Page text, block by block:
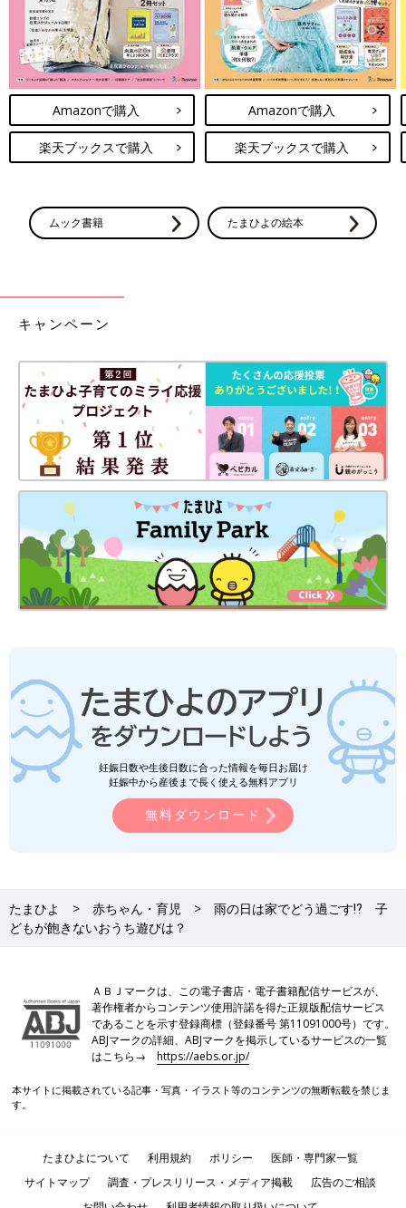
大阪教育大学教育学部教員養成課程家政教育講座教授。専門は
「保育学」「児童福祉」「子育て支援」「父親支援」。ファザー
リングジャパン顧問。兵庫県西宮市初の男性保育士として施設・
オ・新聞・雑誌等にて、父親の育児、ワークライフバランス、子
育て支援、保育研修等で、講演会等を行うように。著書に『育児
館）など。
Amazonで見る
Amazonで購入
楽天ブックスで購入
Amazonで購入
楽天ブックスで購入
ムック書籍 たまひよの絵本
キャンペーン
妊娠日数や生後日数に合った情報を毎日お届け
妊娠中から産後まで長く使える無料アプリ
無料ダウンロード
たまひよ 赤ちゃん・育児
雨の日は家でどう過ごす⁉ 子
どもが飽きないおうち遊びは？
ＡＢＪマークは、この電子書店・電子書籍配信サービスが、
著作権者からコンテンツ使用許諾を得た正規版配信サービス
であることを示す登録商標（登録番号 第11091000号）です。
ABJマークの詳細、ABJマークを掲示しているサービスの一覧
はこちら→https://aebs.or.jp/
本サイトに掲載されている記事・写真・イラスト等のコンテンツの無断転載を禁じま
す。
たまひよについて 利用規約 ポリシー
医師・専門家一覧
サイトマップ
調査・プレスリリース・メディア掲載
広告のご相談